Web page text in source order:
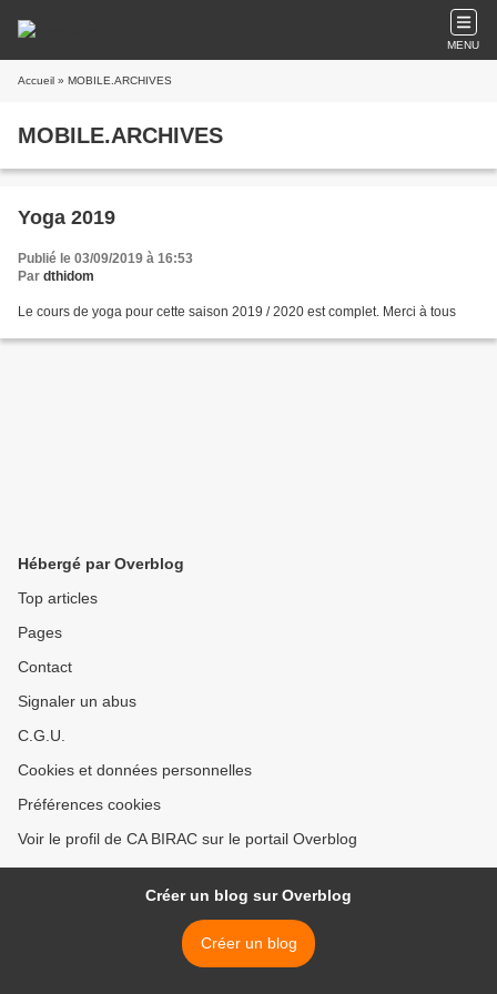
MENU
Accueil » MOBILE.ARCHIVES
MOBILE.ARCHIVES
Yoga 2019
Publié le 03/09/2019 à 16:53
Par dthidom
Le cours de yoga pour cette saison 2019 / 2020 est complet. Merci à tous
Hébergé par Overblog
Top articles
Pages
Contact
Signaler un abus
C.G.U.
Cookies et données personnelles
Préférences cookies
Voir le profil de CA BIRAC sur le portail Overblog
Créer un blog sur Overblog
Créer un blog